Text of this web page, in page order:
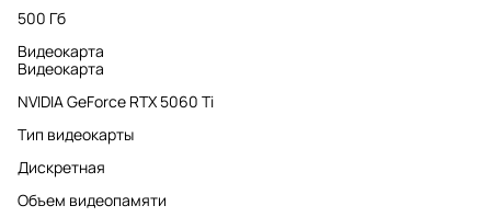
500 Гб
Видеокарта
Видеокарта
NVIDIA GeForce RTX 5060 Ti
Тип видеокарты
Дискретная
Объем видеопамяти